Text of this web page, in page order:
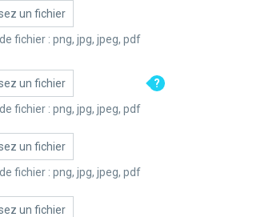
un fichier
Formats de fichier : png, jpg, jpeg, pdf
un fichier
Formats de fichier : png, jpg, jpeg, pdf
un fichier
Formats de fichier : png, jpg, jpeg, pdf
un fichier